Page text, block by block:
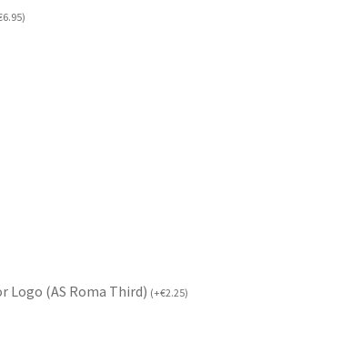
6.95)
Logo (AS Roma Third) (+€2.25)